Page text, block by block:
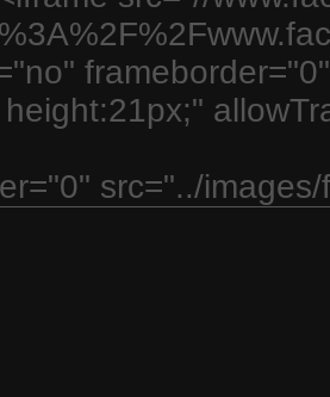
height:21px;"
src="../